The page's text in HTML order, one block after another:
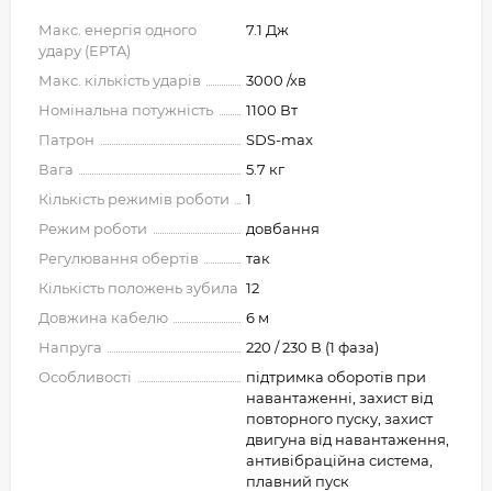
Макс. енергія одного
удару (EPTA)
7.1 Дж
Макс. кількість ударів
3000 /хв
Номінальна потужність
1100 Вт
Патрон
SDS-max
Вага
5.7 кг
Кількість режимів роботи
1
Режим роботи
довбання
Регулювання обертів
так
Кількість положень зубила 12
Довжина кабелю
6 м
Напруга
220 / 230 В (1 фаза)
Особливості
підтримка оборотів при
навантаженні, захист від
повторного пуску, захист
двигуна від навантаження,
антивібраційна система,
плавний пуск